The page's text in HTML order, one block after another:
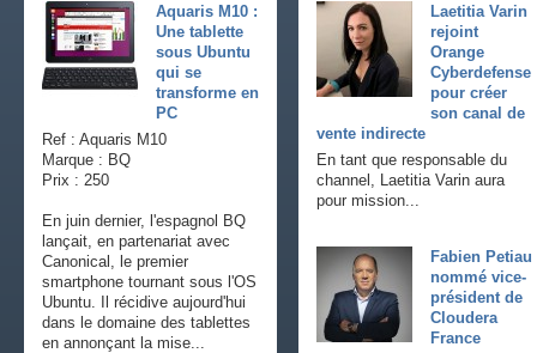
Laetitia Varin
rejoint
Orange
Cyberdefense
pour créer
son canal de
vente indirecte
En tant que responsable du
channel, Laetitia Varin aura
pour mission...
Fabien Petiau
nommé vice-
président de
Cloudera
France
Aquaris M10 :
Une tablette
sous Ubuntu
qui se
transforme en
PC
Ref : Aquaris M10
Marque : BQ
Prix : 250
En juin dernier, l'espagnol BQ
lançait, en partenariat avec
Canonical, le premier
smartphone tournant sous l'OS
Ubuntu. Il récidive aujourd'hui
dans le domaine des tablettes
en annonçant la mise...